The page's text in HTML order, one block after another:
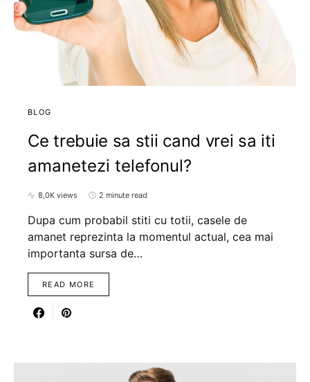
BLOG
Ce trebuie sa stii cand vrei sa iti
amanetezi telefonul?
8,0K views 2 minute read
Dupa cum probabil stiti cu totii, casele de
amanet reprezinta la momentul actual, cea mai
importanta sursa de…
READ MORE